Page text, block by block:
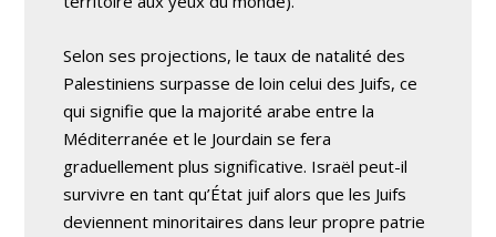
Selon ses projections, le taux de natalité des
Palestiniens surpasse de loin celui des Juifs, ce
qui signifie que la majorité arabe entre la
Méditerranée et le Jourdain se fera
graduellement plus significative. Israël peut-il
survivre en tant qu’État juif alors que les Juifs
deviennent minoritaires dans leur propre patrie